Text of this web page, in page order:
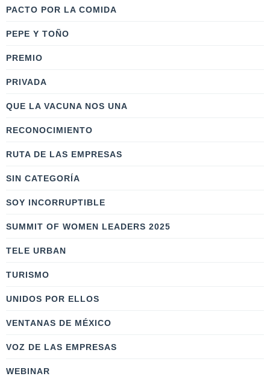
PACTO POR LA COMIDA
PEPE Y TOÑO
PREMIO
PRIVADA
QUE LA VACUNA NOS UNA
RECONOCIMIENTO
RUTA DE LAS EMPRESAS
SIN CATEGORÍA
SOY INCORRUPTIBLE
SUMMIT OF WOMEN LEADERS 2025
TELE URBAN
TURISMO
UNIDOS POR ELLOS
VENTANAS DE MÉXICO
VOZ DE LAS EMPRESAS
WEBINAR